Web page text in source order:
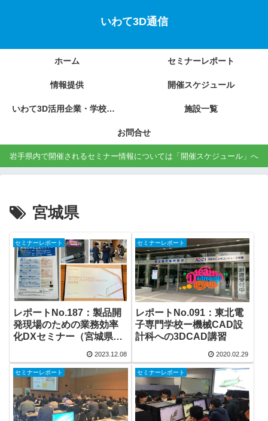
いわて3D通信
ホーム セミナーレポート
情報提供 開催スケジュール
いわて3D活用企業・学校の紹介 施設一覧
お問合せ
岩手県内で開催されるセミナー情報については「開催スケジュール」へ
宮城県
セミナーレポート
レポートNo.187：製品開
発現場のための業務効率
化DXセミナー（宮城県産
2023.12.08
セミナーレポート
レポートNo.091：東北電
子専門学校ー機械CAD設
計科への3DCAD講習
2020.02.29
セミナーレポート セミナーレポート